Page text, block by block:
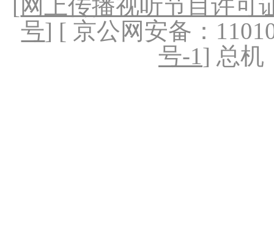
[网上传播视听节目许可
号] [ 京公网安备：
号-1] 总机